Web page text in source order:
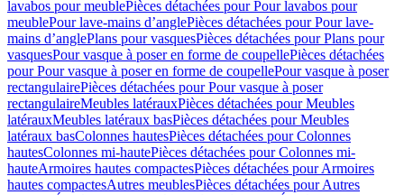
lavabos pour meublePièces détachées pour Pour lavabos pour
meublePour lave-mains d’anglePièces détachées pour Pour lave-
mains d’anglePlans pour vasquesPièces détachées pour Plans pour
vasquesPour vasque à poser en forme de coupellePièces détachées
pour Pour vasque à poser en forme de coupellePour vasque à poser
rectangulairePièces détachées pour Pour vasque à poser
rectangulaireMeubles latérauxPièces détachées pour Meubles
latérauxMeubles latéraux basPièces détachées pour Meubles
latéraux basColonnes hautesPièces détachées pour Colonnes
hautesColonnes mi-hautePièces détachées pour Colonnes mi-
hauteArmoires hautes compactesPièces détachées pour Armoires
hautes compactesAutres meublesPièces détachées pour Autres